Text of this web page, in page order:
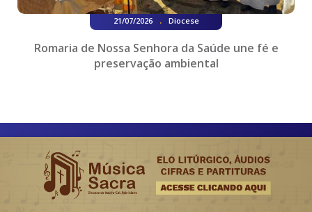
21/07/2026 . Diocese
Romaria de Nossa Senhora da Saúde une fé e
preservação ambiental